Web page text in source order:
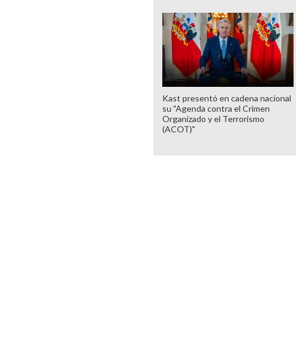
Kast presentó en cadena nacional
su "Agenda contra el Crimen
Organizado y el Terrorismo
(ACOT)"